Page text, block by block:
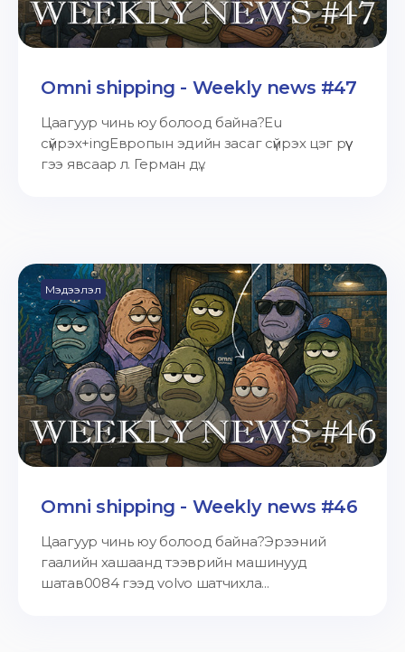
Omni shipping - Weekly news #47
Цаагуур чинь юу болоод байна?Eu
сүйрэх+ingЕвропын эдийн засаг сүйрэх цэг рүү
гээ явсаар л. Герман дү...
Мэдээлэл
Omni shipping - Weekly news #46
Цаагуур чинь юу болоод байна?Эрээний
гаалийн хашаанд тээврийн машинууд
шатав0084 гээд volvo шатчихла...